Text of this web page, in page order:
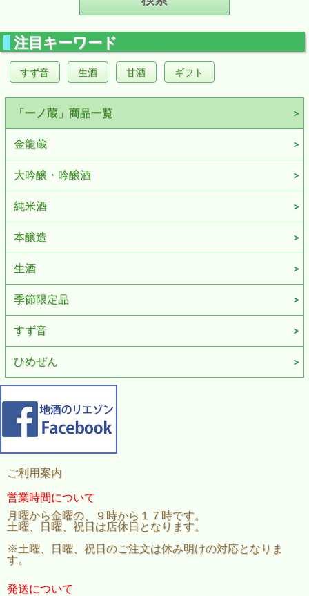
注目キーワード
すず音 生酒 甘酒 ギフト
「一ノ蔵」商品一覧
金龍蔵
大吟醸・吟醸酒
純米酒
本醸造
生酒
季節限定品
すず音
ひめぜん
ご利用案内
営業時間について
月曜から金曜の、９時から１７時です。
土曜、日曜、祝日は店休日となります。
※土曜、日曜、祝日のご注文は休み明けの対応となりま
す。
発送について